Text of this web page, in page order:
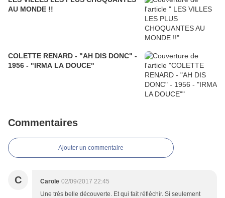
AU MONDE !!
COLETTE RENARD - "AH DIS DONC" -
1956 - "IRMA LA DOUCE"
Commentaires
Ajouter un commentaire
C Carole 02/09/2017 22:45
Une très belle découverte. Et qui fait réfléchir. Si seulement